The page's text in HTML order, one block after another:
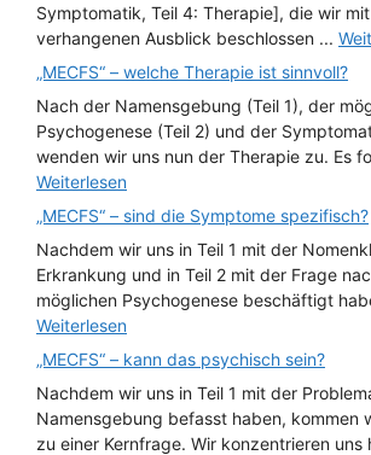
Symptomatik, Teil 4: Therapie], die wir
verhangenen Ausblick beschlossen ...
„MECFS“ – welche Therapie ist sinnvoll?
Nach der Namensgebung (Teil 1), der
Psychogenese (Teil 2) und der
wenden wir uns nun der Therapie zu. Es
Weiterlesen
„MECFS“ – sind die Symptome spezifisch?
Nachdem wir uns in Teil 1 mit der
Erkrankung und in Teil 2 mit der Frage
möglichen Psychogenese beschäftigt
Weiterlesen
„MECFS“ – kann das psychisch sein?
Nachdem wir uns in Teil 1 mit der
Namensgebung befasst haben, kommen
zu einer Kernfrage. Wir konzentrieren uns